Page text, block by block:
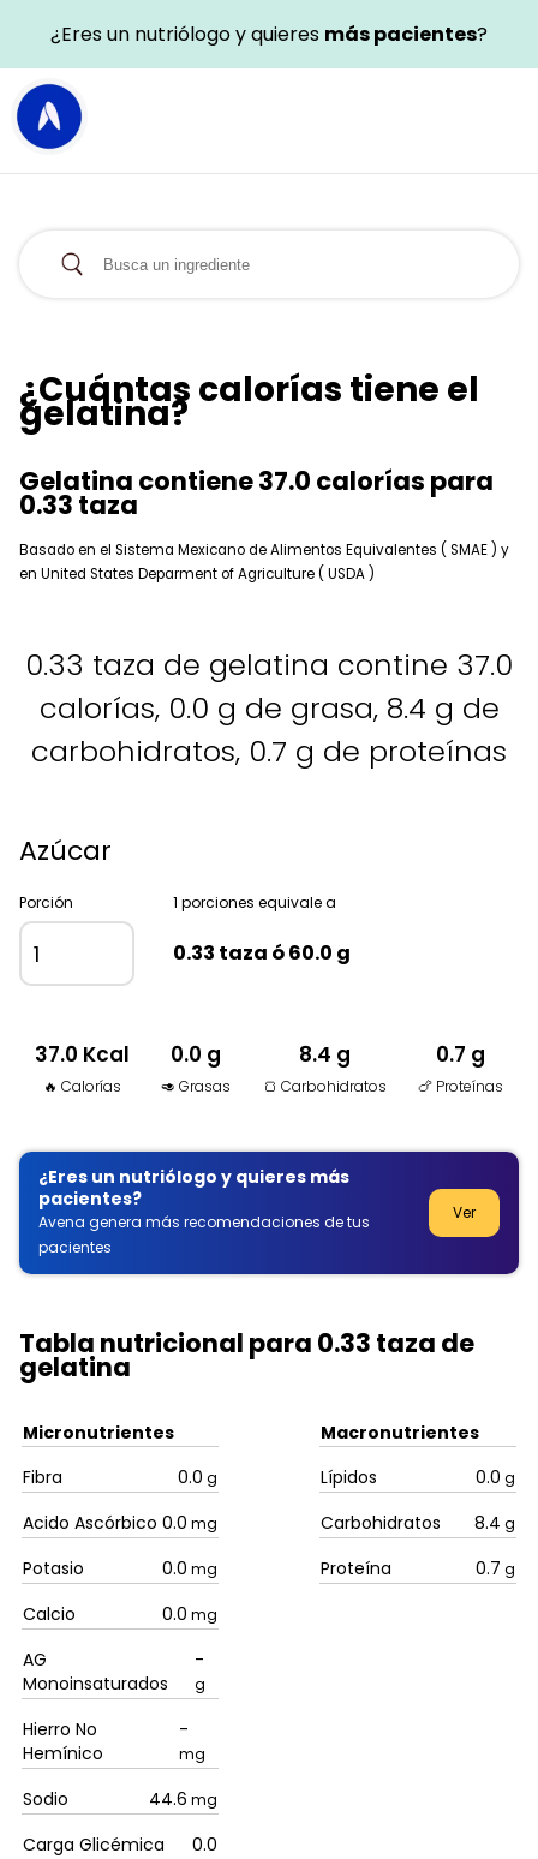
¿Eres un nutriólogo y quieres más pacientes?
¿Cuántas calorías tiene el
gelatina?
Gelatina contiene 37.0 calorías para
0.33 taza
Basado en el Sistema Mexicano de Alimentos Equivalentes ( SMAE ) y
en United States Deparment of Agriculture ( USDA )
0.33 taza de gelatina contine 37.0
calorías, 0.0 g de grasa, 8.4 g de
carbohidratos, 0.7 g de proteínas
Azúcar
Porción 1 porciones equivale a
0.33 taza ó 60.0 g
37.0 Kcal
🔥 Calorías
0.0 g
🥑 Grasas
8.4 g
🍞 Carbohidratos
0.7 g
🍗 Proteínas
¿Eres un nutriólogo y quieres más
pacientes?
Avena genera más recomendaciones de tus
pacientes
Ver
Tabla nutricional para 0.33 taza de
gelatina
Micronutrientes
Fibra
0.0 g
Acido Ascórbico 0.0 mg
Potasio 0.0 mg
Calcio 0.0 mg
AG
Monoinsaturados
-
g
Hierro No
Hemínico
-
mg
Sodio 44.6 mg
Carga Glicémica
0.0
Macronutrientes
Lípidos
0.0 g
Carbohidratos 8.4 g
Proteína 0.7 g